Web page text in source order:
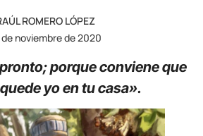
ROMERO LÓPEZ
de noviembre de 2020
porque conviene que
yo en tu casa».